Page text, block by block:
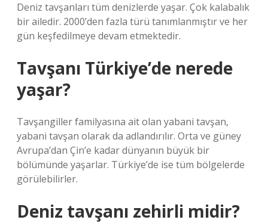
Deniz tavşanları tüm denizlerde yaşar. Çok kalabalık
bir ailedir. 2000’den fazla türü tanımlanmıştır ve her
gün keşfedilmeye devam etmektedir.
Tavşanı Türkiye’de nerede
yaşar?
Tavşangiller familyasına ait olan yabani tavşan,
yabani tavşan olarak da adlandırılır. Orta ve güney
Avrupa’dan Çin’e kadar dünyanın büyük bir
bölümünde yaşarlar. Türkiye’de ise tüm bölgelerde
görülebilirler.
Deniz tavşanı zehirli midir?